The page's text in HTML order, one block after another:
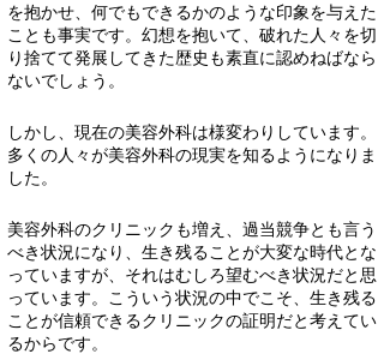
を抱かせ、何でもできるかのような印象を与えた
ことも事実です。幻想を抱いて、破れた人々を切
り捨てて発展してきた歴史も素直に認めねばなら
ないでしょう。
しかし、現在の美容外科は様変わりしています。
多くの人々が美容外科の現実を知るようになりま
した。
美容外科のクリニックも増え、過当競争とも言う
べき状況になり、生き残ることが大変な時代とな
っていますが、それはむしろ望むべき状況だと思
っています。こういう状況の中でこそ、生き残る
ことが信頼できるクリニックの証明だと考えてい
るからです。